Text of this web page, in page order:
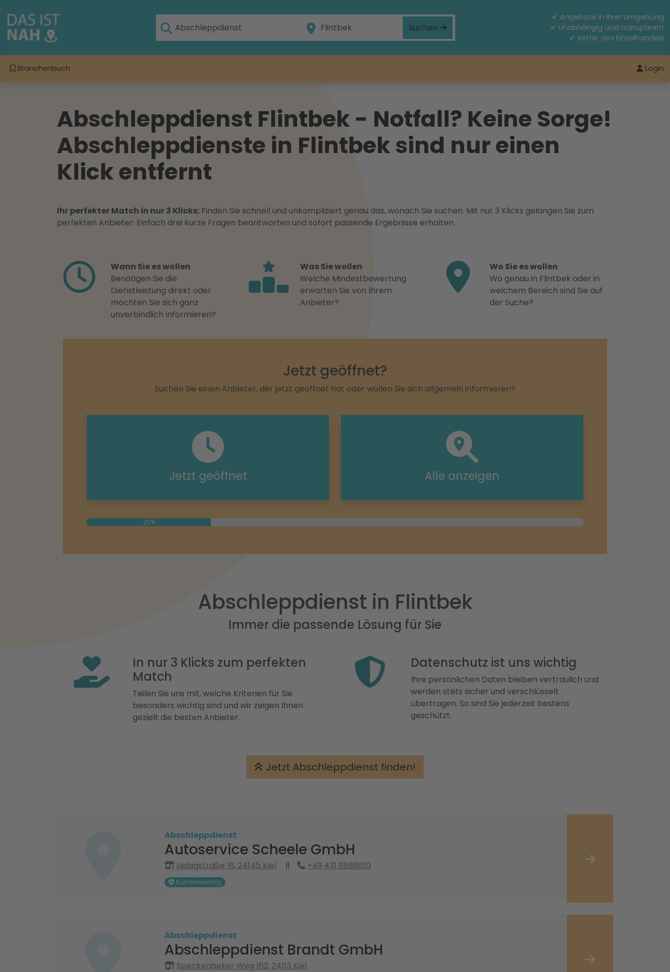
Suchen
✔ Angebote in Ihrer Umgebung
✔ Unabhängig und transparent
✔ Retter des Einzelhandels
Branchenbuch Login
Abschleppdienst Flintbek - Notfall? Keine Sorge!
Abschleppdienste in Flintbek sind nur einen
Klick entfernt
Ihr perfekter Match in nur 3 Klicks: Finden Sie schnell und unkompliziert genau das, wonach Sie suchen. Mit nur 3 Klicks gelangen Sie zum
perfekten Anbieter: Einfach drei kurze Fragen beantworten und sofort passende Ergebnisse erhalten.
Wann Sie es wollen
Benötigen Sie die
Dienstleistung direkt oder
möchten Sie sich ganz
unverbindlich informieren?
Was Sie wollen
Welche Mindestbewertung
erwarten Sie von Ihrem
Anbieter?
Wo Sie es wollen
Wo genau in Flintbek oder in
welchem Bereich sind Sie auf
der Suche?
Jetzt geöffnet?
Suchen Sie einen Anbieter, der jetzt geöffnet hat oder wollen Sie sich allgemein informieren?
Jetzt geöffnet Alle anzeigen
25%
Abschleppdienst in Flintbek
Immer die passende Lösung für Sie
In nur 3 Klicks zum perfekten
Match
Teilen Sie uns mit, welche Kriterien für Sie
besonders wichtig sind und wir zeigen Ihnen
gezielt die besten Anbieter.
Datenschutz ist uns wichtig
Ihre persönlichen Daten bleiben vertraulich und
werden stets sicher und verschlüsselt
übertragen. So sind Sie jederzeit bestens
geschützt.
Jetzt Abschleppdienst finden!
Abschleppdienst
Autoservice Scheele GmbH
Liebigstraße 16, 24145 Kiel +49 431 8888610
Kundenliebling
Abschleppdienst
Abschleppdienst Brandt GmbH
Speckenbeker Weg 162, 24113 Kiel